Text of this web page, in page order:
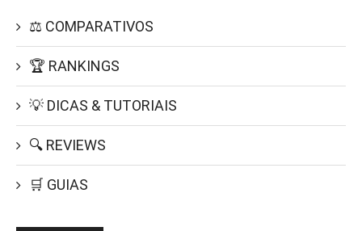
⚖️ COMPARATIVOS
🏆 RANKINGS
💡 DICAS & TUTORIAIS
🔍 REVIEWS
🛒 GUIAS